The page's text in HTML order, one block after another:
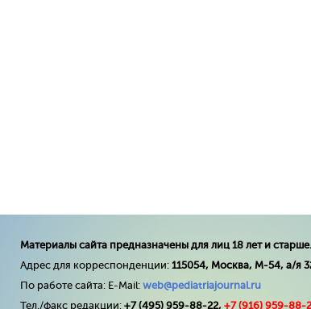
Материалы сайта предназначены для лиц 18 лет и старше.
Адрес для корреспонденции: 115054, Москва, М-54, а/я
По работе сайта: E-Mail: web@pediatriajournal.ru
Тел./факс редакции: +7 (495) 959-88-22, +7 (916) 959-88-